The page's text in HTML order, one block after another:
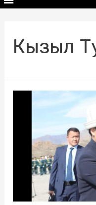
Кызыл